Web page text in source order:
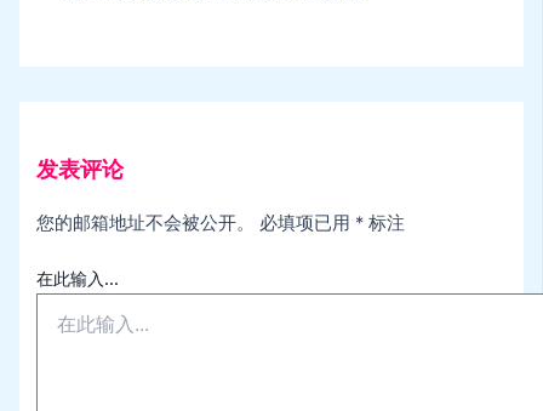
发表评论
您的邮箱地址不会被公开。 必填项已用 * 标注
在此输入...